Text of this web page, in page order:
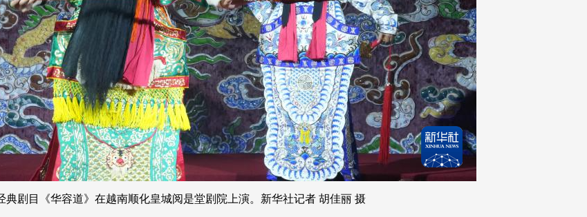
榜 总台企业白名单
剧目《华容道》在越南顺化皇城阅是堂剧院上演。新华社记者 胡佳丽 摄